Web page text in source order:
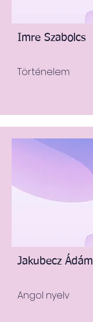
Imre Szabolcs
Történelem
Jakubecz Ádám
Angol nyelv